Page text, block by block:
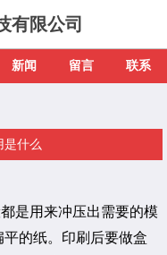
有限公司
新闻 留言 联系
是什么
是用来冲压出需要的模
的纸。印刷后要做盒